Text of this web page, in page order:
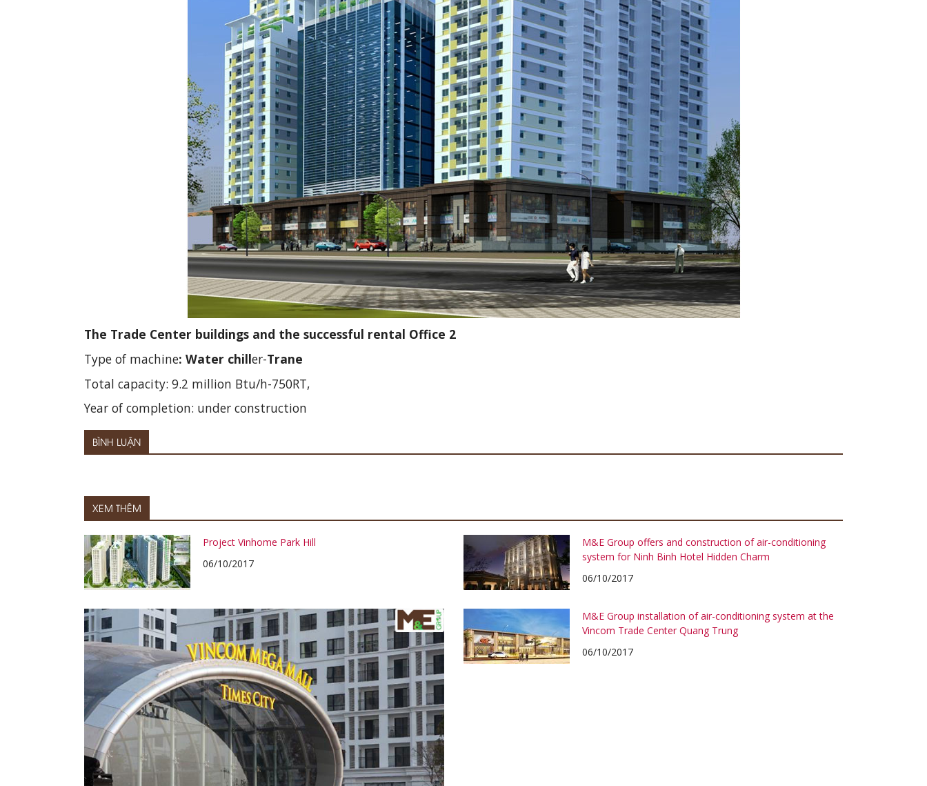
The Trade Center buildings and the successful rental Office 2
Type of machine: Water chiller-Trane
Total capacity: 9.2 million Btu/h-750RT,
Year of completion: under construction
BÌNH LUẬN
XEM THÊM
Project Vinhome Park Hill
06/10/2017
M&E Group offers and construction of air-conditioning
system for Ninh Binh Hotel Hidden Charm
06/10/2017
M&E Group installation of air-conditioning system at the
Vincom Trade Center Quang Trung
06/10/2017